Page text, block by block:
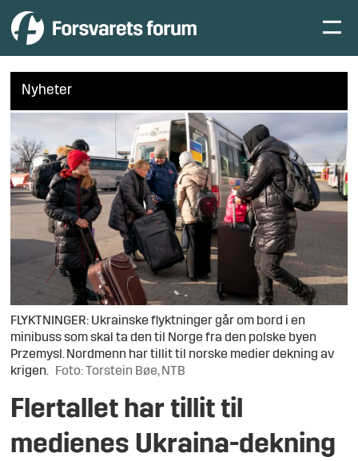
Nyheter
FLYKTNINGER: Ukrainske flyktninger går om bord i en
minibuss som skal ta den til Norge fra den polske byen
Przemysl. Nordmenn har tillit til norske medier dekning av
krigen.
Foto: Torstein Bøe, NTB
Flertallet har tillit til
medienes Ukraina-dekning